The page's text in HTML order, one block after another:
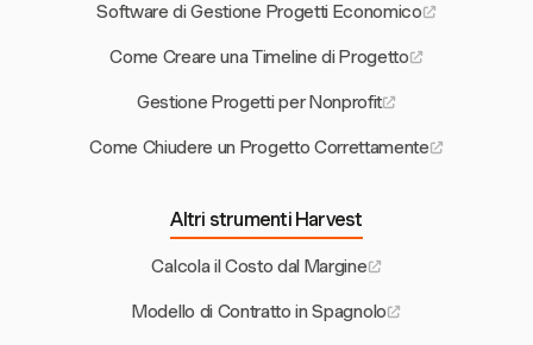
Software di Gestione Progetti Economico
Come Creare una Timeline di Progetto
Gestione Progetti per Nonprofit
Come Chiudere un Progetto Correttamente
Altri strumenti Harvest
Calcola il Costo dal Margine
Modello di Contratto in Spagnolo